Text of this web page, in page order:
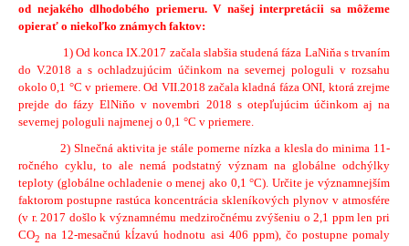
od nejakého dlhodobého priemeru. V našej interpretácii sa môžeme
opierať o niekoľko známych faktov:
1) Od konca IX.2017 začala slabšia studená fáza LaNiňa s trvaním
do V.2018 a s ochladzujúcim účinkom na severnej pologuli v rozsahu
okolo 0,1 °C v priemere. Od VII.2018 začala kladná fáza ONI, ktorá zrejme
prejde do fázy ElNiňo v novembri 2018 s otepľujúcim účinkom aj na
severnej pologuli najmenej o 0,1 °C v priemere.
2) Slnečná aktivita je stále pomerne nízka a klesla do minima 11-
ročného cyklu, to ale nemá podstatný význam na globálne odchýlky
teploty (globálne ochladenie o menej ako 0,1 °C). Určite je významnejším
faktorom postupne rastúca koncentrácia skleníkových plynov v atmosfére
(v r. 2017 došlo k významnému medziročnému zvýšeniu o 2,1 ppm len pri
CO2 na 12-mesačnú kĺzavú hodnotu asi 406 ppm), čo postupne pomaly